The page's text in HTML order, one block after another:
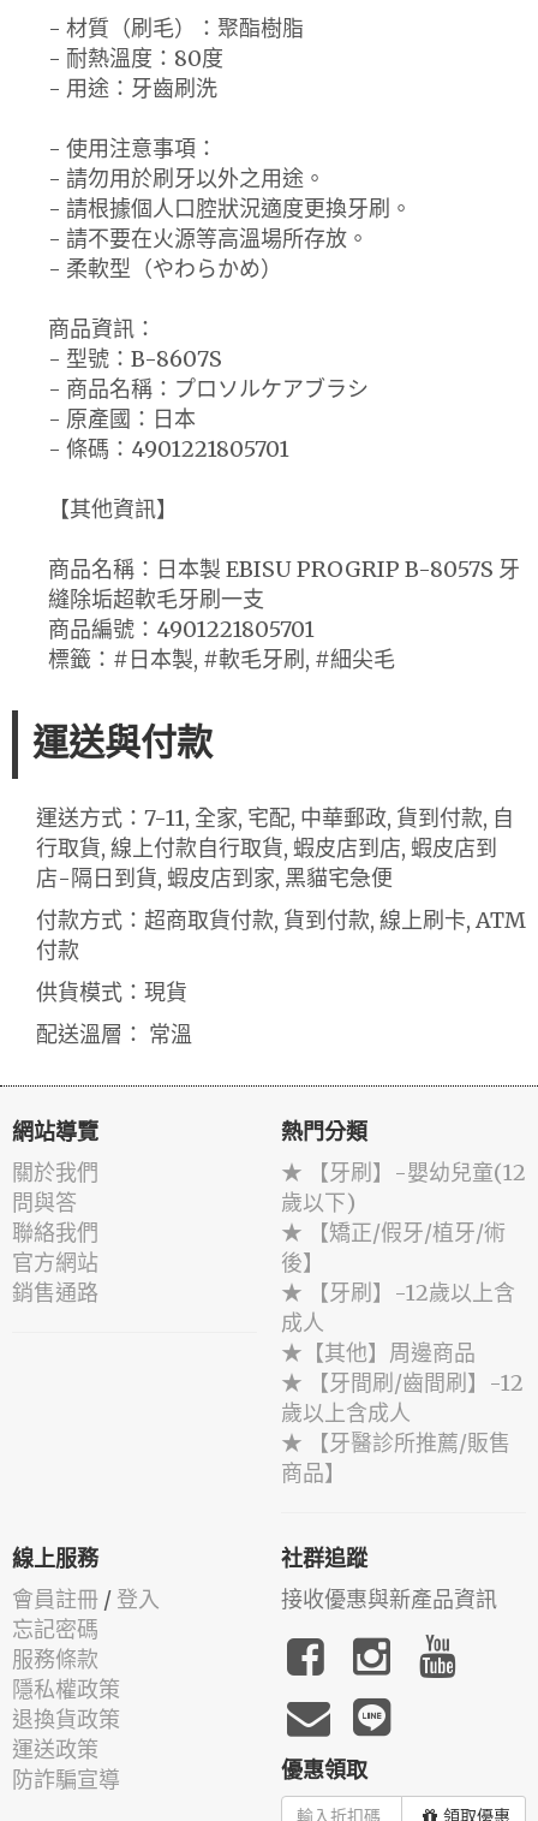
- 材質（刷毛）：聚酯樹脂
- 耐熱溫度：80度
- 用途：牙齒刷洗
- 使用注意事項：
- 請勿用於刷牙以外之用途。
- 請根據個人口腔狀況適度更換牙刷。
- 請不要在火源等高溫場所存放。
- 柔軟型（やわらかめ）
商品資訊：
- 型號：B-8607S
- 商品名稱：プロソルケアブラシ
- 原產國：日本
- 條碼：4901221805701
【其他資訊】
商品名稱：日本製 EBISU PROGRIP B-8057S 牙
縫除垢超軟毛牙刷一支
商品編號：4901221805701
標籤：#日本製, #軟毛牙刷, #細尖毛
運送與付款
運送方式：7-11, 全家, 宅配, 中華郵政, 貨到付款, 自
行取貨, 線上付款自行取貨, 蝦皮店到店, 蝦皮店到
店-隔日到貨, 蝦皮店到家, 黑貓宅急便
付款方式：超商取貨付款, 貨到付款, 線上刷卡, ATM
付款
供貨模式：現貨
配送溫層： 常溫
網站導覽
關於我們
問與答
聯絡我們
官方網站
銷售通路
熱門分類
★ 【牙刷】-嬰幼兒童(12
歲以下)
★ 【矯正/假牙/植牙/術
後】
★ 【牙刷】-12歲以上含
成人
★【其他】周邊商品
★ 【牙間刷/齒間刷】-12
歲以上含成人
★ 【牙醫診所推薦/販售
商品】
線上服務
會員註冊 / 登入
忘記密碼
服務條款
隱私權政策
退換貨政策
運送政策
防詐騙宣導
社群追蹤
接收優惠與新產品資訊
優惠領取
領取優惠